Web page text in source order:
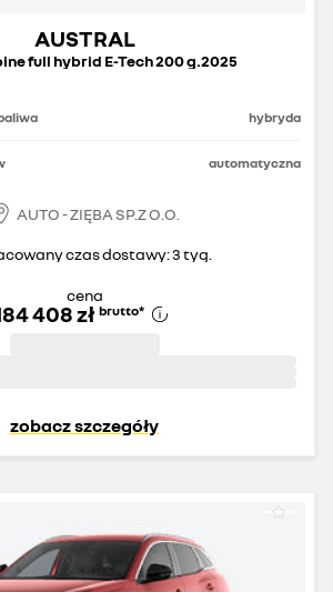
AUSTRAL
full hybrid E-Tech 200 g.2025
hybryda
automatyczna
AUTO - ZIĘBA SP.Z O.O.
czas dostawy: 3 tyg.
cena
408 zł brutto*
zobacz szczegóły